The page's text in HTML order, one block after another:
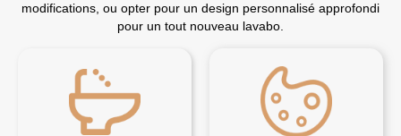
modifications, ou opter pour un design personnalisé approfondi
pour un tout nouveau lavabo.